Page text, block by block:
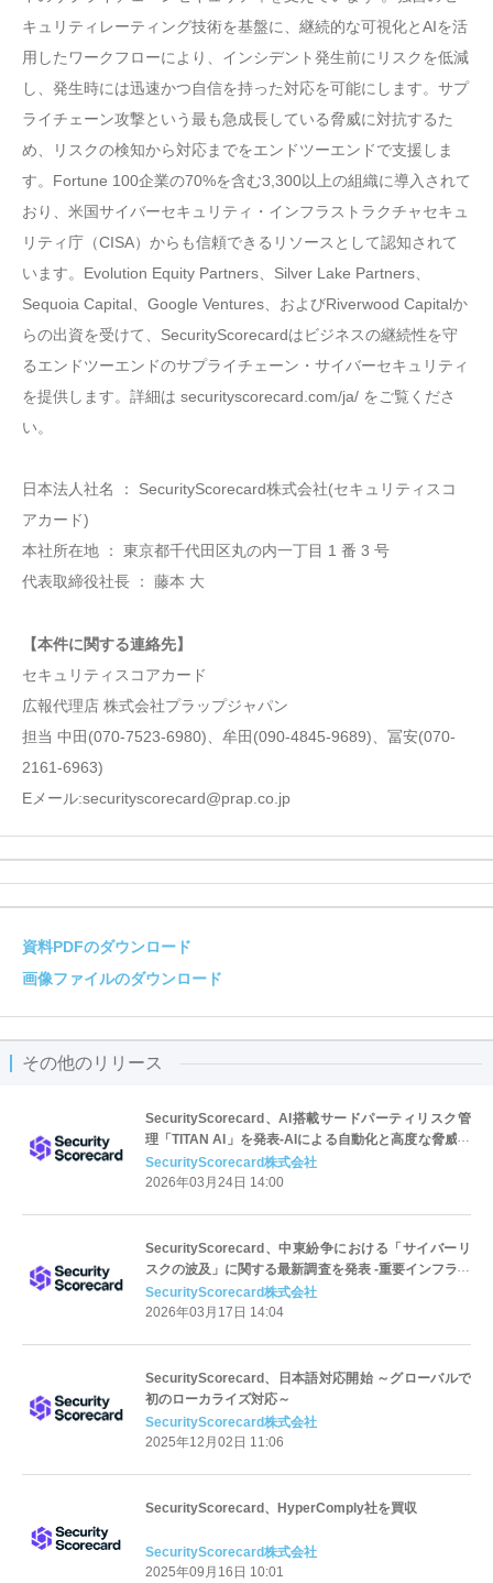
キュリティレーティング技術を基盤に、継続的な可視化とAIを活
用したワークフローにより、インシデント発生前にリスクを低減
し、発生時には迅速かつ自信を持った対応を可能にします。サプ
ライチェーン攻撃という最も急成長している脅威に対抗するた
め、リスクの検知から対応までをエンドツーエンドで支援しま
す。Fortune 100企業の70%を含む3,300以上の組織に導入されて
おり、米国サイバーセキュリティ・インフラストラクチャセキュ
リティ庁（CISA）からも信頼できるリソースとして認知されて
います。Evolution Equity Partners、Silver Lake Partners、
Sequoia Capital、Google Ventures、およびRiverwood Capitalか
らの出資を受けて、SecurityScorecardはビジネスの継続性を守
るエンドツーエンドのサプライチェーン・サイバーセキュリティ
を提供します。詳細は securityscorecard.com/ja/ をご覧くださ
い。
日本法人社名 ： SecurityScorecard株式会社(セキュリティスコ
アカード)
本社所在地 ： 東京都千代田区丸の内一丁目 1 番 3 号
代表取締役社長 ： 藤本 大
【本件に関する連絡先】
セキュリティスコアカード
広報代理店 株式会社プラップジャパン
担当 中田(070-7523-6980)、牟田(090-4845-9689)、冨安(070-
2161-6963)
Eメール:securityscorecard@prap.co.jp
資料PDFのダウンロード
画像ファイルのダウンロード
その他のリリース
SecurityScorecard、AI搭載サードパーティリスク管
理「TITAN AI」を発表-AIによる自動化と高度な脅威イ
ンテリジェンスの活用により、サプライチェーンのレ
ジリエンスを測定可能に-
SecurityScorecard株式会社
2026年03月24日 14:00
SecurityScorecard、中東紛争における「サイバーリ
スクの波及」に関する最新調査を発表 -重要インフラと
サプライチェーンを脅かす被害の連鎖に警鐘-
SecurityScorecard株式会社
2026年03月17日 14:04
SecurityScorecard、日本語対応開始 ～グローバルで
初のローカライズ対応～
SecurityScorecard株式会社
2025年12月02日 11:06
SecurityScorecard、HyperComply社を買収
SecurityScorecard株式会社
2025年09月16日 10:01